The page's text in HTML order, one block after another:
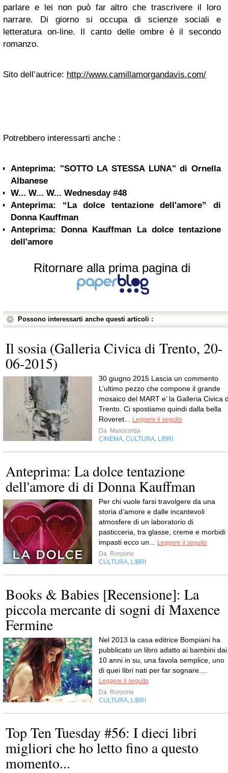
parlare e lei non può far altro che trascrivere il loro
narrare. Di giorno si occupa di scienze sociali e
letteratura on-line. Il canto delle ombre è il secondo
romanzo.
Sito dell’autrice: http://www.camillamorgandavis.com/
Potrebbero interessarti anche :
Anteprima: "SOTTO LA STESSA LUNA" di Ornella
Albanese
W... W... W... Wednesday #48
Anteprima: “La dolce tentazione dell'amore” di
Donna Kauffman
Anteprima: Donna Kauffman La dolce tentazione
dell'amore
Ritornare alla prima pagina di
Possono interessarti anche questi articoli :
Il sosia (Galleria Civica di Trento, 20-
06-2015)
30 giugno 2015 Lascia un commento
L’ultimo pezzo che compone il grande
mosaico del MART e’ la Galleria Civica
Trento. Ci spostiamo quindi dalla bella
Roveret...
Leggere il seguito
Da Maxscorda
CINEMA CULTURA LIBRI
Anteprima: La dolce tentazione
dell'amore di di Donna Kauffman
Per chi vuole farsi travolgere da una
storia d’amore e dalle incantevoli
atmosfere di un laboratorio di
pasticceria, tra glasse, creme e morbidi
impasti ecco un...
Leggere il seguito
Da Roryone
CULTURA LIBRI
Books & Babies [Recensione]: La
piccola mercante di sogni di Maxence
Fermine
Nel 2013 la casa editrice Bompiani ha
pubblicato un libro adatto ai bambini dai
10 anni in su, una favola semplice, uno
di quei libri nati per far sognare....
Leggere il seguito
Da Roryone
CULTURA LIBRI
Top Ten Tuesday #56: I dieci libri
migliori che ho letto fino a questo
momento...